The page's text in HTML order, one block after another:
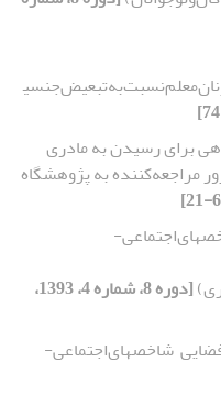
برای رسیدن به مادری
مراجعه‌کننده به پژوهشگاه
[دوره 8، شماره 4، 1393،
شاخصهای‌اجتماعی-